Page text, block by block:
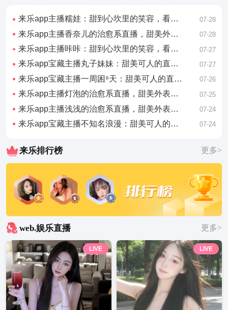
来乐app主播糯娃：甜到心坎里的笑容，看完心情好了一整天 07-28
来乐app主播香奈儿的治愈系直播，甜美外表下藏着有趣的灵魂 07-28
来乐app主播咔咔：甜到心坎里的笑容，看完心情好了一整天 07-27
来乐app宝藏主播丸子妹妹：甜美可人的直播日常，看完想谈恋爱 07-27
来乐app宝藏主播一周困⁸天：甜美可人的直播日常，看完想谈恋爱 07-26
来乐app主播灯泡的治愈系直播，甜美外表下藏着有趣的灵魂 07-25
来乐app主播浅浅的治愈系直播，甜美外表下藏着有趣的灵魂 07-24
来乐app宝藏主播不知名浪漫：甜美可人的直播日常，看完想谈恋爱 07-24
来乐排行榜 更多>
web.娱乐直播 更多>
LIVE LIVE